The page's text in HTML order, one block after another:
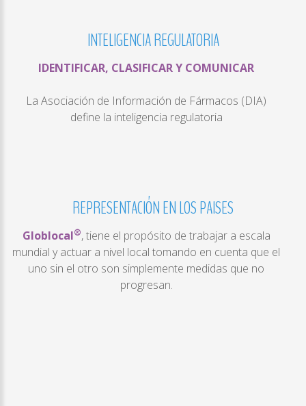
INTELIGENCIAREGULATORIA
IDENTIFICAR, CLASIFICAR Y COMUNICAR
La Asociación de Información de Fármacos (DIA)
define la inteligencia regulatoria
REPRESENTACIÓNENLOSPAISES
Globlocal®, tiene el propósito de trabajar a escala
mundial y actuar a nivel local tomando en cuenta que el
uno sin el otro son simplemente medidas que no
progresan.